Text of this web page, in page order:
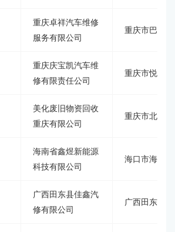
重庆卓祥汽车维修
服务有限公司
重庆市巴南
重庆庆宝凯汽车维
修有限责任公司
重庆市悦复
美化废旧物资回收
重庆有限公司
重庆市北碚
海南省鑫煜新能源
科技有限公司
海口市海盛
广西田东县佳鑫汽
修有限公司
广西田东县